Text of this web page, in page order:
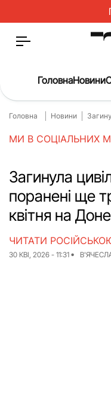
Головна
Про нас
Гроші
Інструкції
ЖКГ
ГоловнаНовини
Головна Новини
МИ В СОЦІАЛЬНИХ
Загинула
поранені ще
квітня на
30 КВІ, 2026 - 11:31
ЧИТАТИ